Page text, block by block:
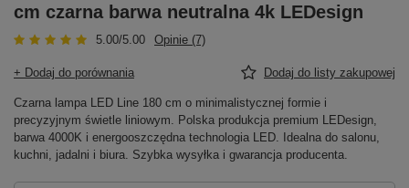
cm czarna barwa neutralna 4k LEDesign
5.00/5.00 Opinie (7)
+ Dodaj do porównania Dodaj do listy zakupowej
Czarna lampa LED Line 180 cm o minimalistycznej formie i
precyzyjnym świetle liniowym. Polska produkcja premium LEDesign,
barwa 4000K i energooszczędna technologia LED. Idealna do salonu,
kuchni, jadalni i biura. Szybka wysyłka i gwarancja producenta.